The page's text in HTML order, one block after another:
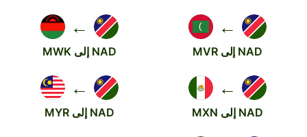
←
NAD إلى MVR
←
NAD إلى MWK
←
NAD إلى MXN
←
NAD إلى MYR